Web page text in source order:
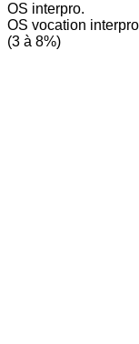
OS interpro.
OS vocation
(3 à 8%)